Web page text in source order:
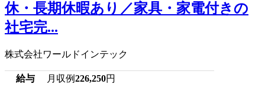
休・長期休暇あり／家具・家電付きの
社宅完...
株式会社ワールドインテック
給与 月収例226,250円